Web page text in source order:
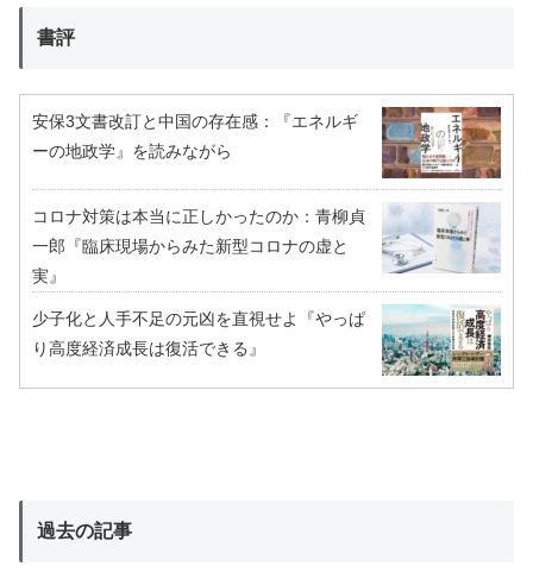
書評
安保3文書改訂と中国の存在感：『エネルギ
ーの地政学』を読みながら
コロナ対策は本当に正しかったのか：青柳貞
一郎『臨床現場からみた新型コロナの虚と
実』
少子化と人手不足の元凶を直視せよ『やっぱ
り高度経済成長は復活できる』
過去の記事